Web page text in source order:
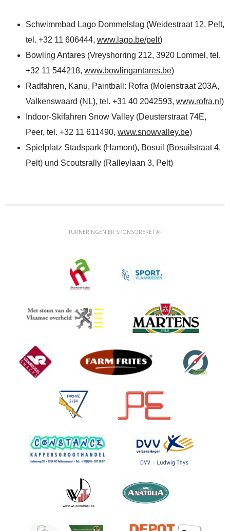
Schwimmbad Lago Dommelslag (Weidestraat 12, Pelt,
tel. +32 11 606444, www.lago.be/pelt)
Bowling Antares (Vreyshorring 212, 3920 Lommel, tel.
+32 11 544218, www.bowlingantares.be)
Radfahren, Kanu, Paintball: Rofra (Molenstraat 203A,
Valkenswaard (NL), tel. +31 40 2042593, www.rofra.nl )
Indoor-Skifahren Snow Valley (Deusterstraat 74E,
Peer, tel. +32 11 611490, www.snowvalley.be)
Spielplatz Stadspark (Hamont), Bosuil (Bosuilstraat 4,
Pelt) und Scoutsrally (Ralleylaan 3, Pelt)
TURNERINGEN ER SPONSORERET AF